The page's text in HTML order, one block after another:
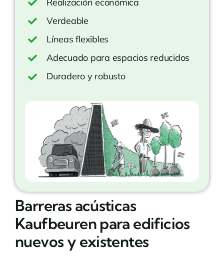
Verdeable
Líneas flexibles
Adecuado para espacios reducidos
Duradero y robusto
Barreras acústicas
Kaufbeuren para edificios
nuevos y existentes